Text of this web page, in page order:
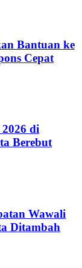
Bantuan ke
Cepat
di
Berebut
Wawali
Ditambah